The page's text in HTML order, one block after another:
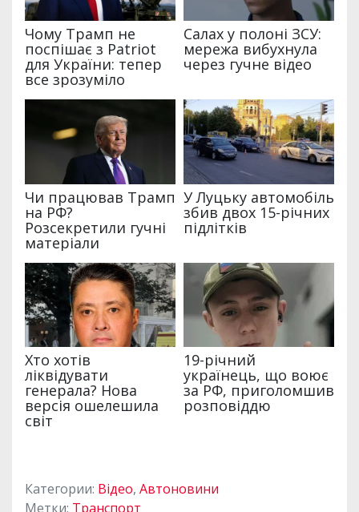
Категории: Відео, Автоновини
Метки: Транспорт